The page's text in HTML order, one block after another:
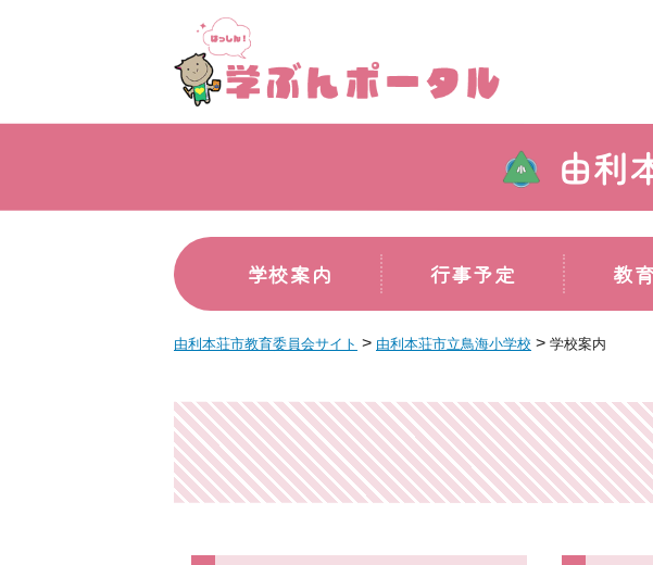
由利
学校案内 行事予定 教
由利本荘市教育委員会サイト > 由利本荘市立鳥海小学校 > 学校案内